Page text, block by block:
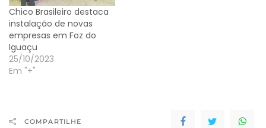
Chico Brasileiro destaca
instalação de novas
empresas em Foz do
Iguaçu
25/10/2023
Em "+"
COMPARTILHE